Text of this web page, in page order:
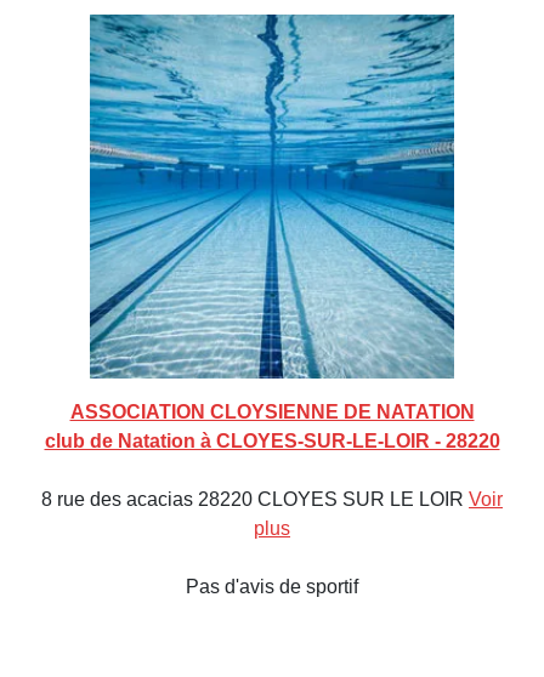
ASSOCIATION CLOYSIENNE DE NATATION
club de Natation à CLOYES-SUR-LE-LOIR - 28220
8 rue des acacias 28220 CLOYES SUR LE LOIR Voir
plus
Pas d'avis de sportif